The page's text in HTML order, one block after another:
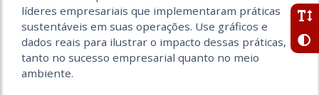
líderes empresariais que implementaram práticas
sustentáveis em suas operações. Use gráficos e
dados reais para ilustrar o impacto dessas práticas,
tanto no sucesso empresarial quanto no meio
ambiente.